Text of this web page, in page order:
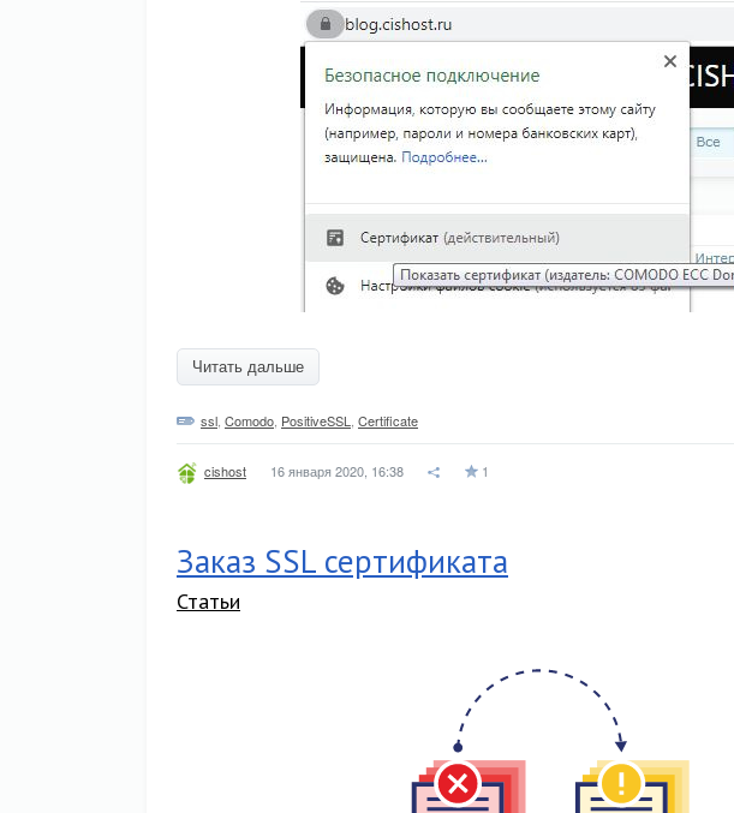
Читать дальше
ssl Comodo PositiveSSL Certificate
cishost 16 января 2020, 16:38 1
Заказ SSL сертификата
Статьи